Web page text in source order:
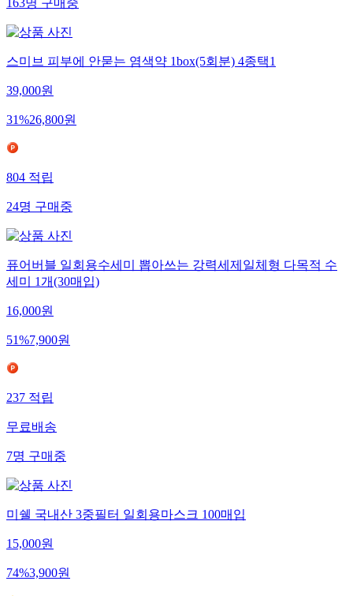
163명구매중
스미브 피부에 안묻는 염색약 1box(5회분) 4종택1
39,000원
31%26,800원
804적립
24명구매중
퓨어버블 일회용수세미 뽑아쓰는 강력세제일체형 다목적 수
세미 1개(30매입)
16,000원
51%7,900원
237적립
무료배송
7명구매중
미쉘 국내산 3중필터 일회용마스크 100매입
15,000원
74%3,900원